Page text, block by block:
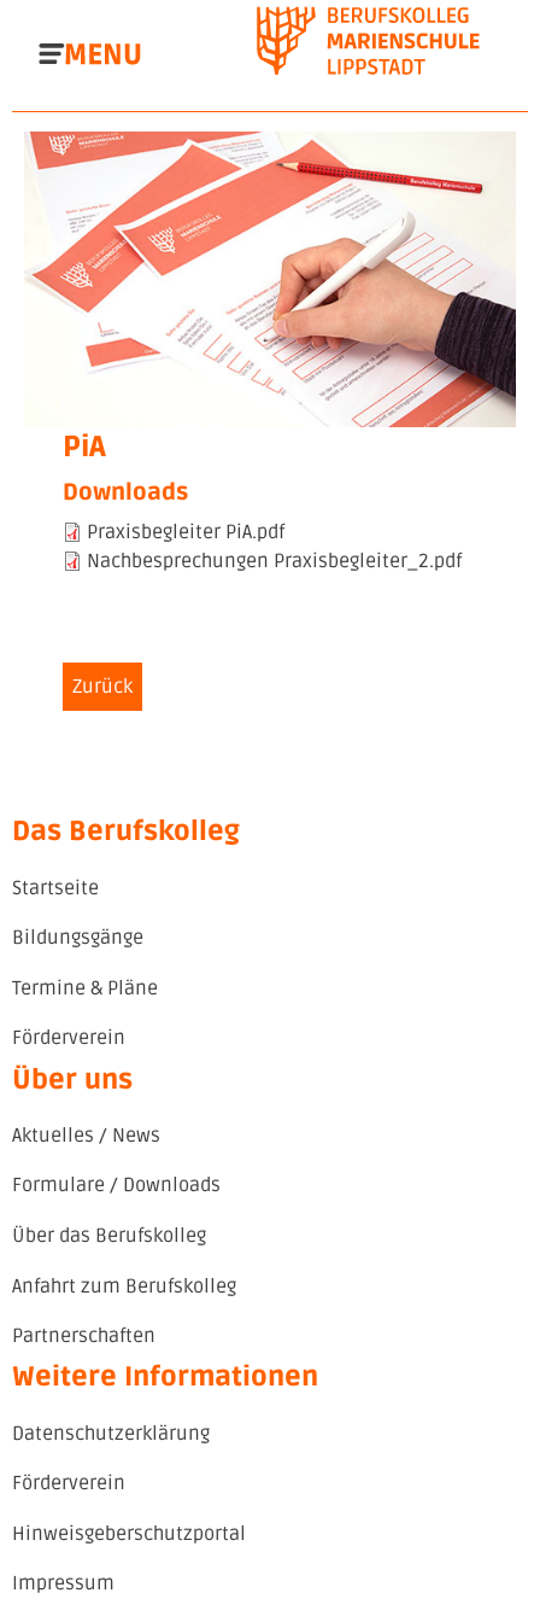
zum
PiA
Downloads
Praxisbegleiter PiA.pdf
Nachbesprechungen Praxisbegleiter_2.pdf
Zurück
Das Berufskolleg
Startseite
Bildungsgänge
Termine & Pläne
Förderverein
Über uns
Aktuelles / News
Formulare / Downloads
Über das Berufskolleg
Anfahrt zum Berufskolleg
Partnerschaften
Weitere Informationen
Datenschutzerklärung
Förderverein
Hinweisgeberschutzportal
Impressum